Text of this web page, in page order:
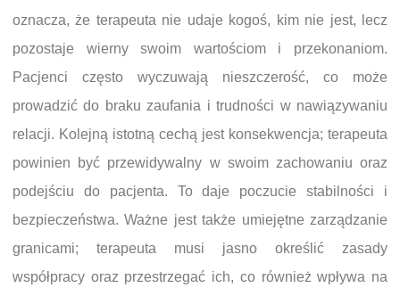
oznacza, że terapeuta nie udaje kogoś, kim nie jest, lecz
pozostaje wierny swoim wartościom i przekonaniom.
Pacjenci często wyczuwają nieszczerość, co może
prowadzić do braku zaufania i trudności w nawiązywaniu
relacji. Kolejną istotną cechą jest konsekwencja; terapeuta
powinien być przewidywalny w swoim zachowaniu oraz
podejściu do pacjenta. To daje poczucie stabilności i
bezpieczeństwa. Ważne jest także umiejętne zarządzanie
granicami; terapeuta musi jasno określić zasady
współpracy oraz przestrzegać ich, co również wpływa na